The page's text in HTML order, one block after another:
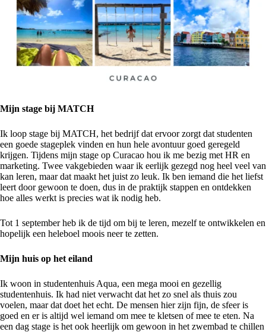
Mijn stage bij MATCH
Ik loop stage bij MATCH, het bedrijf dat ervoor zorgt dat studenten
een goede stageplek vinden en hun hele avontuur goed geregeld
krijgen. Tijdens mijn stage op Curacao hou ik me bezig met HR en
marketing. Twee vakgebieden waar ik eerlijk gezegd nog heel veel van
kan leren, maar dat maakt het juist zo leuk. Ik ben iemand die het liefst
leert door gewoon te doen, dus in de praktijk stappen en ontdekken
hoe alles werkt is precies wat ik nodig heb.
Tot 1 september heb ik de tijd om bij te leren, mezelf te ontwikkelen en
hopelijk een heleboel moois neer te zetten.
Mijn huis op het eiland
Ik woon in studentenhuis Aqua, een mega mooi en gezellig
studentenhuis. Ik had niet verwacht dat het zo snel als thuis zou
voelen, maar dat doet het echt. De mensen hier zijn fijn, de sfeer is
goed en er is altijd wel iemand om mee te kletsen of mee te eten. Na
een dag stage is het ook heerlijk om gewoon in het zwembad te chillen